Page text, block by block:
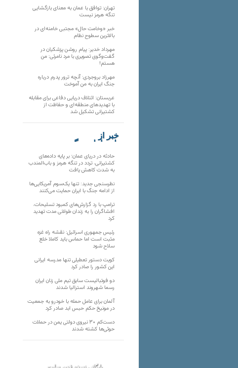
تهران: توافق با عمان به معنای بازگشایی
تنگه هرمز نیست
خبر «وخامت حال» مجتبی خامنه‌ای در
بالاترین سطوح نظام
مهرداد خدیر: پیام روشن پزشکیان در
گفت‌و‌گوی تصویری با مرد نامرئی: من
هستم!
مهرزاد بروجردی: آنچه ترور پدرم درباره
جنگ ایران به من آموخت
عربستان: ائتلاف دریایی دفاعی برای مقابله
با تهدیدهای منطقه‌ای و حفاظت از
کشتیرانی تشکیل شد
خبر از
تارنماهای دیگر
حادثه در دریای عمان؛ بر پایه داده‌های
کشتیرانی، تردد در تنگه هرمز و باب‌المندب
به شدت کاهش یافت
نظرسنجی جدید: تنها یک‌سوم آمریکایی‌ها
از ادامه جنگ با ایران حمایت می‌کنند
ترامپ با رد گزارش‌های کمبود تسلیحات،
افشاگران را به زندان طولانی مدت تهدید
کرد
رئیس‌ جمهوری اسرائیل: نقشه راه غزه
مثبت است اما حماس باید کاملا خلع
سلاح شود
کویت دستور تعطیلی تنها مدرسه ایرانی
این کشور را صادر کرد
دو فوتبالیست سابق تیم ملی زنان ایران
رسما شهروند استرالیا شدند
آلمان برای عامل حمله با خودرو به جمعیت
در مونیخ حکم حبس ابد صادر کرد
دست‌کم ۳۰ نیروی دولتی یمن در حملات
حوثی‌ها کشته شدند
بایگانی نسخه قدیم سایت